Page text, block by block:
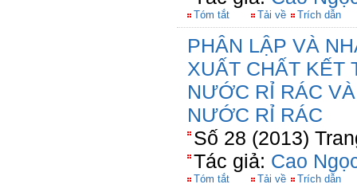
Tóm tắt Tải về Trích dẫn
PHÂN LẬP VÀ
XUẤT CHẤT KẾT
NƯỚC RỈ RÁC
NƯỚC RỈ RÁC
Số 28 (2013)
Tác giả: Cao
Tóm tắt Tải về Trích dẫn